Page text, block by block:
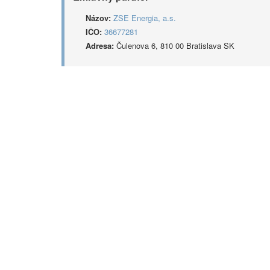
Názov: ZSE Energia, a.s.
IČO: 36677281
Adresa: Čulenova 6, 810 00 Bratislava SK